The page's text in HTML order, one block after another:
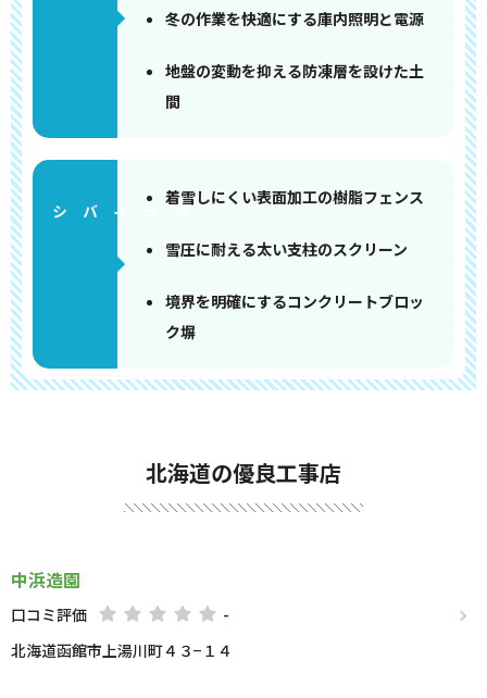
冬の作業を快適にする庫内照明と電源
地盤の変動を抑える防凍層を設けた土
間
着雪しにくい表面加工の樹脂フェンス
雪圧に耐える太い支柱のスクリーン
境界を明確にするコンクリートブロッ
ク塀
北海道の優良工事店
中浜造園
口コミ評価
-
北海道函館市上湯川町４３−１４